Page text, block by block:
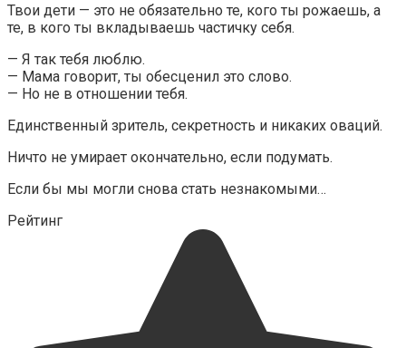
Твои дети — это не обязательно те, кого ты рожаешь, а
те, в кого ты вкладываешь частичку себя.
— Я так тебя люблю.
— Мама говорит, ты обесценил это слово.
— Но не в отношении тебя.
Единственный зритель, секретность и никаких оваций.
Ничто не умирает окончательно, если подумать.
Если бы мы могли снова стать незнакомыми…
Рейтинг